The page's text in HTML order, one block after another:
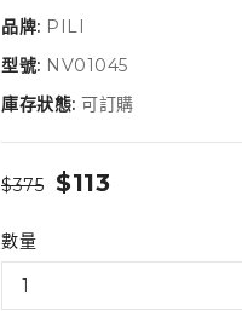
品牌: PILI
型號: NV01045
庫存狀態: 可訂購
$375 $113
數量